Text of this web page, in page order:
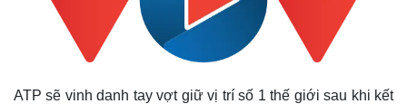
ATP sẽ vinh danh tay vợt giữ vị trí số 1 thế giới sau khi kết